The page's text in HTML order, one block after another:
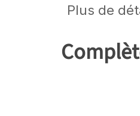
Plus de